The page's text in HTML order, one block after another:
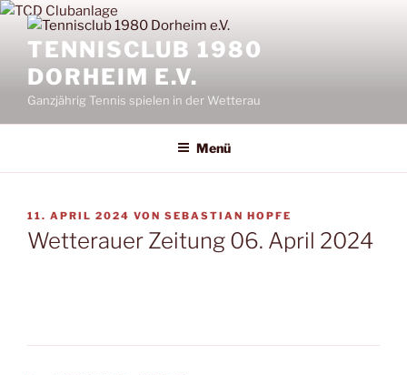
Zum
Inhalt
springenTENNISCLUB 1980
DORHEIM E.V.
Ganzjährig Tennis spielen in der Wetterau
Menü
VERÖFFENTLICHT
AM
11. APRIL 2024 VON SEBASTIAN HOPFE
Wetterauer Zeitung 06. April 2024